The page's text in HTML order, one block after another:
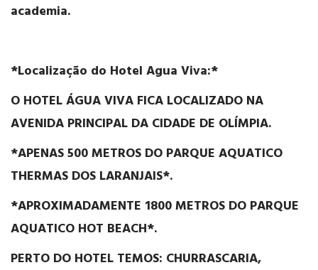
academia.
*Localização do Hotel Agua Viva:*
O HOTEL ÁGUA VIVA FICA LOCALIZADO NA
AVENIDA PRINCIPAL DA CIDADE DE OLÍMPIA.
*APENAS 500 METROS DO PARQUE AQUATICO
THERMAS DOS LARANJAIS*.
*APROXIMADAMENTE 1800 METROS DO PARQUE
AQUATICO HOT BEACH*.
PERTO DO HOTEL TEMOS: CHURRASCARIA,